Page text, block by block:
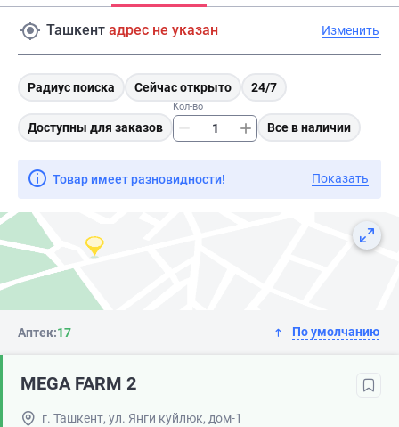
Ташкент адрес не указан Изменить
Радиус поиска Сейчас открыто 24/7
Доступны для заказов
Кол-во
Все в наличии
Товар имеет разновидности! Показать
Аптек:17 По умолчанию
MEGA FARM 2
г. Ташкент, ул. Янги куйлюк, дом-1